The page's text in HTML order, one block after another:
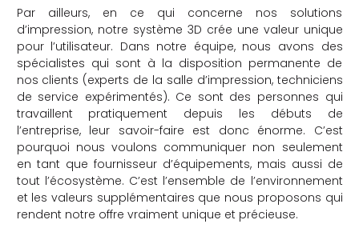
Par ailleurs, en ce qui concerne nos solutions
d’impression, notre système 3D crée une valeur unique
pour l’utilisateur. Dans notre équipe, nous avons des
spécialistes qui sont à la disposition permanente de
nos clients (experts de la salle d’impression, techniciens
de service expérimentés). Ce sont des personnes qui
travaillent pratiquement depuis les débuts de
l’entreprise, leur savoir-faire est donc énorme. C’est
pourquoi nous voulons communiquer non seulement
en tant que fournisseur d’équipements, mais aussi de
tout l’écosystème. C’est l’ensemble de l’environnement
et les valeurs supplémentaires que nous proposons qui
rendent notre offre vraiment unique et précieuse.